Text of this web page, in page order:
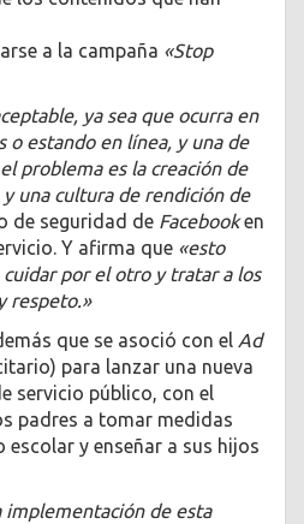
a la campaña «Stop
ya sea que ocurra en
o estando en línea, y una de
problema es la creación de
una cultura de rendición de
de seguridad de Facebooken
Y afirma que «esto
cuidar por el otro y tratar a los
respeto.»
que se asoció con el Ad
para lanzar una nueva
servicio público, con el
padres a tomar medidas
y enseñar a sus hijos
implementación de esta